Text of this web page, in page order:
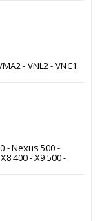
- VNL2 - VNC1
- Nexus 500 -
400 - X9 500 -